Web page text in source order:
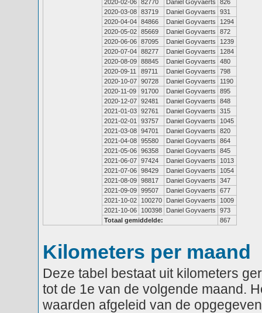
2020-02-06 82770 Daniel Goyvaerts
826
2020-03-08 83719 Daniel Goyvaerts
931
2020-04-04 84866 Daniel Goyvaerts
1294
2020-05-02 85669 Daniel Goyvaerts
872
2020-06-06 87095 Daniel Goyvaerts
1239
2020-07-04 88277 Daniel Goyvaerts
1284
2020-08-09 88845 Daniel Goyvaerts
480
2020-09-11
89711 Daniel Goyvaerts
798
2020-10-07 90728 Daniel Goyvaerts
1190
2020-11-09
91700 Daniel Goyvaerts
895
2020-12-07 92481 Daniel Goyvaerts
848
2021-01-03 92761 Daniel Goyvaerts
315
2021-02-01
93757 Daniel Goyvaerts
1045
2021-03-08 94701 Daniel Goyvaerts
820
2021-04-08 95580 Daniel Goyvaerts
864
2021-05-06 96358 Daniel Goyvaerts
845
2021-06-07 97424 Daniel Goyvaerts
1013
2021-07-06 98429 Daniel Goyvaerts
1054
2021-08-09 98817 Daniel Goyvaerts
347
2021-09-09 99507 Daniel Goyvaerts
677
2021-10-02
100270 Daniel Goyvaerts
1009
2021-10-06
100398 Daniel Goyvaerts
973
Totaal gemiddelde:
867
Kilometers per maand
Deze tabel bestaat uit kilometers
tot de 1e van de volgende maand.
waarden afgeleid van de